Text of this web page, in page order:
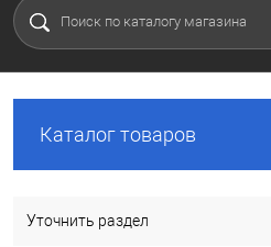
Каталог товаров
Уточнить раздел